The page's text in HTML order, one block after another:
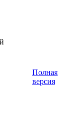
Полная
версия